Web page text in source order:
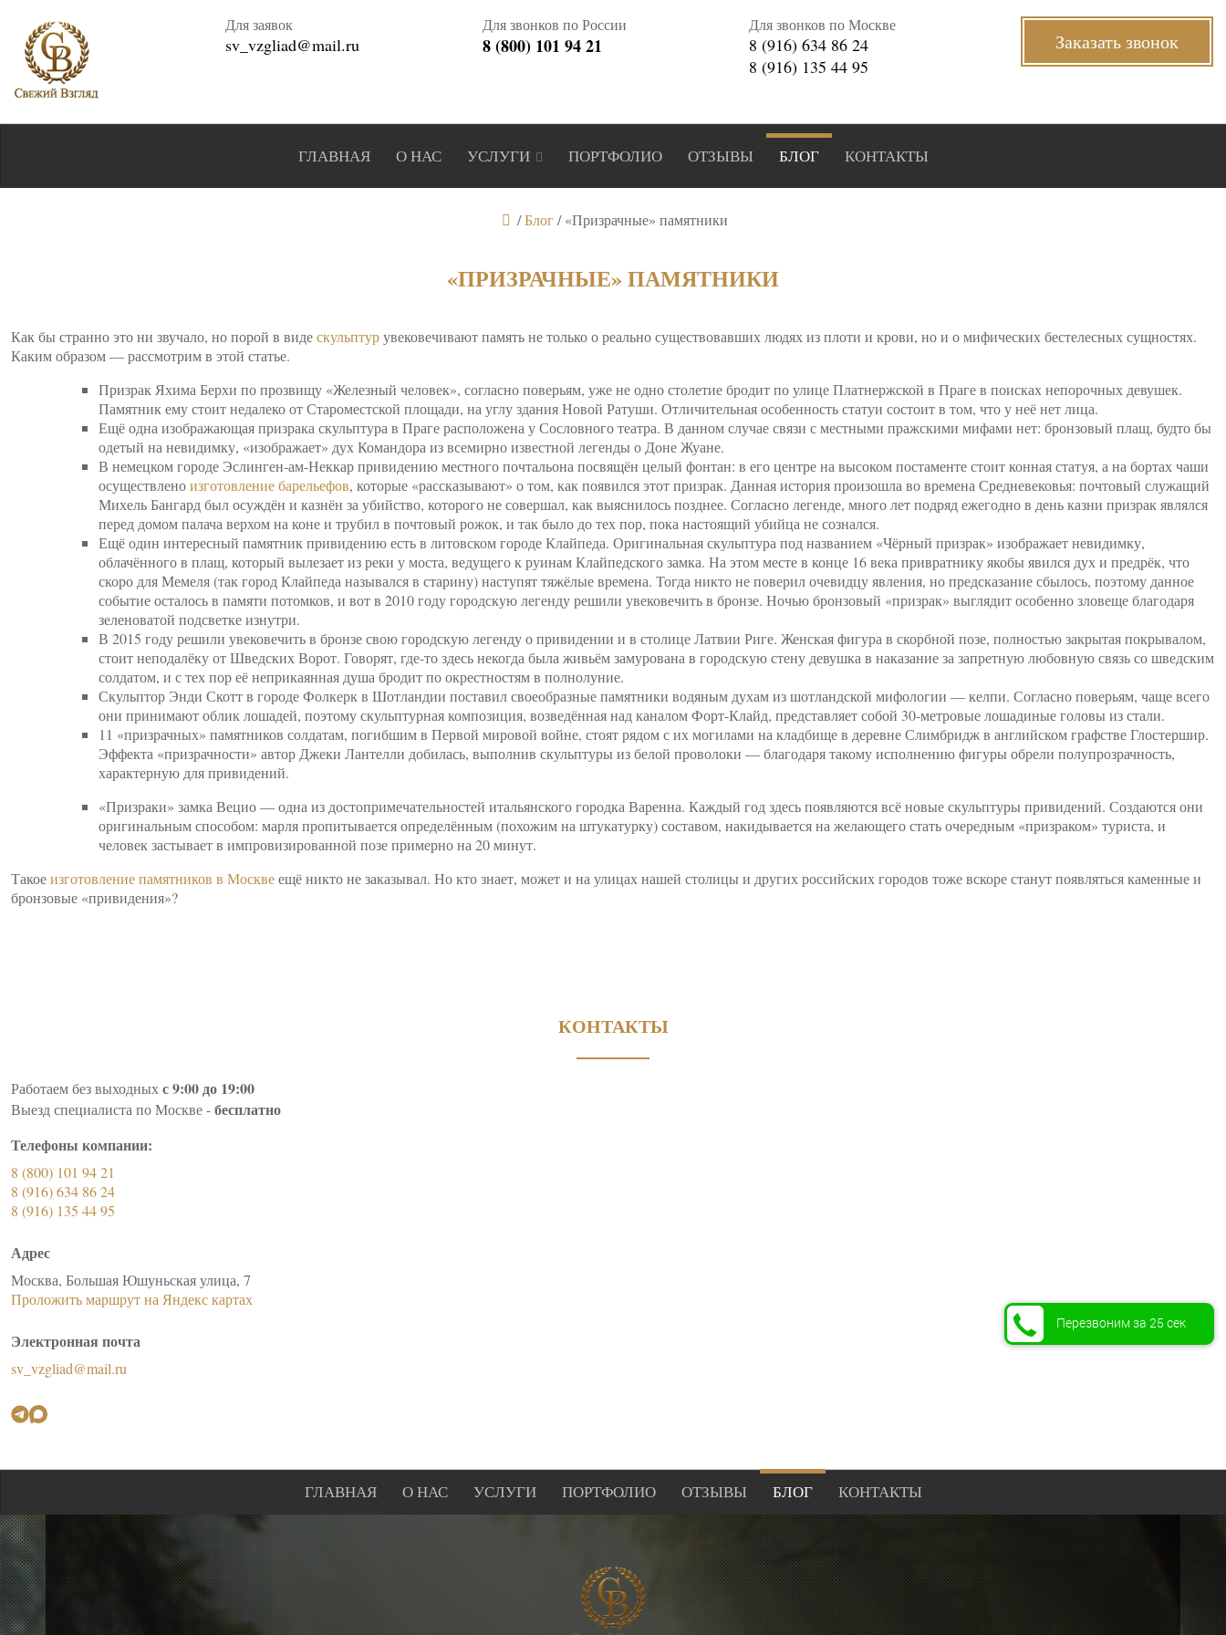
Для заявок
sv_vzgliad@mail.ru
Для звонков по России
8 (800) 101 94 21
Для звонков по Москве
8 (916) 634 86 24
8 (916) 135 44 95
Заказать звонок
ГЛАВНАЯ О НАС УСЛУГИ ПОРТФОЛИО ОТЗЫВЫ БЛОГ КОНТАКТЫ
/Блог /«Призрачные» памятники
«ПРИЗРАЧНЫЕ» ПАМЯТНИКИ
Как бы странно это ни звучало, но порой в видескульптурувековечивают память не только о реально существовавших людях из плоти и крови, но и о мифических бестелесных сущностях.
Каким образом — рассмотрим в этой статье.
Призрак Яхима Берхи по прозвищу «Железный человек», согласно поверьям, уже не одно столетие бродит по улице Платнержской в Праге в поисках непорочных девушек.
Памятник ему стоит недалеко от Староместской площади, на углу здания Новой Ратуши. Отличительная особенность статуи состоит в том, что у неё нет лица.
Ещё одна изображающая призрака скульптура в Праге расположена у Сословного театра. В данном случае связи с местными пражскими мифами нет: бронзовый плащ, будто бы
одетый на невидимку, «изображает» дух Командора из всемирно известной легенды о Доне Жуане.
В немецком городе Эслинген-ам-Неккар привидению местного почтальона посвящён целый фонтан: в его центре на высоком постаменте стоит конная статуя, а на бортах чаши
осуществленоизготовление барельефов, которые «рассказывают» о том, как появился этот призрак. Данная история произошла во времена Средневековья: почтовый служащий
Михель Бангард был осуждён и казнён за убийство, которого не совершал, как выяснилось позднее. Согласно легенде, много лет подряд ежегодно в день казни призрак являлся
перед домом палача верхом на коне и трубил в почтовый рожок, и так было до тех пор, пока настоящий убийца не сознался.
Ещё один интересный памятник привидению есть в литовском городе Клайпеда. Оригинальная скульптура под названием «Чёрный призрак» изображает невидимку,
облачённого в плащ, который вылезает из реки у моста, ведущего к руинам Клайпедского замка. На этом месте в конце 16 века привратнику якобы явился дух и предрёк, что
скоро для Мемеля (так город Клайпеда назывался в старину) наступят тяжёлые времена. Тогда никто не поверил очевидцу явления, но предсказание сбылось, поэтому данное
событие осталось в памяти потомков, и вот в 2010 году городскую легенду решили увековечить в бронзе. Ночью бронзовый «призрак» выглядит особенно зловеще благодаря
зеленоватой подсветке изнутри.
В 2015 году решили увековечить в бронзе свою городскую легенду о привидении и в столице Латвии Риге. Женская фигура в скорбной позе, полностью закрытая покрывалом,
стоит неподалёку от Шведских Ворот. Говорят, где-то здесь некогда была живьём замурована в городскую стену девушка в наказание за запретную любовную связь со шведским
солдатом, и с тех пор её неприкаянная душа бродит по окрестностям в полнолуние.
Скульптор Энди Скотт в городе Фолкерк в Шотландии поставил своеобразные памятники водяным духам из шотландской мифологии — келпи. Согласно поверьям, чаще всего
они принимают облик лошадей, поэтому скульптурная композиция, возведённая над каналом Форт-Клайд, представляет собой 30-метровые лошадиные головы из стали.
11 «призрачных» памятников солдатам, погибшим в Первой мировой войне, стоят рядом с их могилами на кладбище в деревне Слимбридж в английском графстве Глостершир.
Эффекта «призрачности» автор Джеки Лантелли добилась, выполнив скульптуры из белой проволоки — благодаря такому исполнению фигуры обрели полупрозрачность,
характерную для привидений.
«Призраки» замка Вецио — одна из достопримечательностей итальянского городка Варенна. Каждый год здесь появляются всё новые скульптуры привидений. Создаются они
оригинальным способом: марля пропитывается определённым (похожим на штукатурку) составом, накидывается на желающего стать очередным «призраком» туриста, и
человек застывает в импровизированной позе примерно на 20 минут.
Такоеизготовление памятников в Москвеещё никто не заказывал. Но кто знает, может и на улицах нашей столицы и других российских городов тоже вскоре станут появляться каменные и
бронзовые «привидения»?
КОНТАКТЫ
Работаем без выходныхс 9:00 до 19:00
Выезд специалиста по Москве -бесплатно
Телефоны компании:
8 (800) 101 94 21
8 (916) 634 86 24
8 (916) 135 44 95
Адрес
Москва, Большая Юшуньская улица, 7
Проложить маршрут на Яндекс картах
Электронная почта
sv_vzgliad@mail.ru
ГЛАВНАЯ О НАС УСЛУГИ ПОРТФОЛИО ОТЗЫВЫ БЛОГ КОНТАКТЫ
Перезвоним за 25 сек